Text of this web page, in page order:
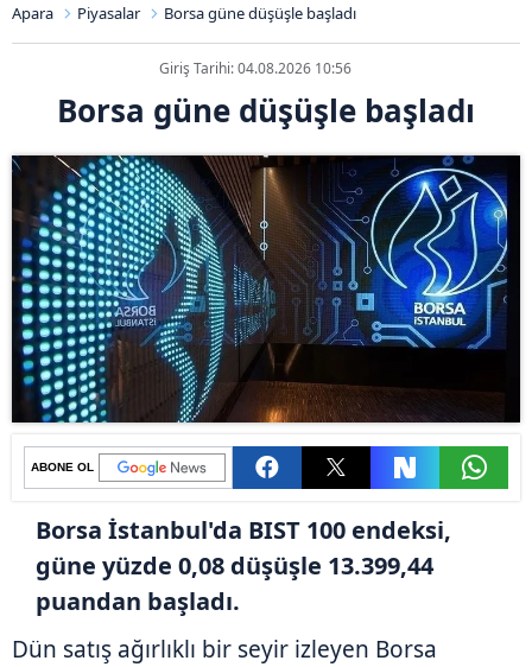
Apara Piyasalar Borsa güne düşüşle başladı
Giriş Tarihi: 04.08.2026 10:56
Borsa güne düşüşle başladı
ABONE OL
Borsa İstanbul'da BIST 100 endeksi,
güne yüzde 0,08 düşüşle 13.399,44
puandan başladı.
Dün satış ağırlıklı bir seyir izleyen Borsa